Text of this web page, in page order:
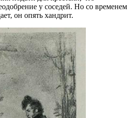
у соседей. Но со временем
он опять хандрит.